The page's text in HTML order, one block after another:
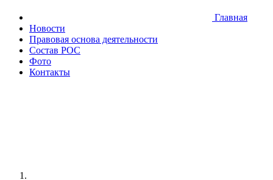
Главная
Новости
Правовая основа деятельности
Состав РОС
Фото
Контакты